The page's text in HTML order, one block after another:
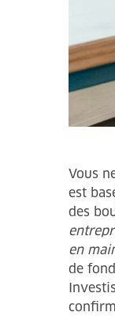
Vous
est
des
en
de